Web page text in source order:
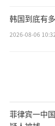
韩国到底有
2026-08-06
菲律宾一中